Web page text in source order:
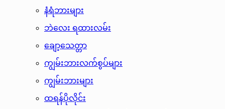
နံရံဘားများ
ဘဲလေး ရထားလမ်း
ချော့သေတ္တာ
ကျွမ်းဘားလက်စွပ်များ
ကျွမ်းဘားများ
ထရန်ပိုလိုင်း